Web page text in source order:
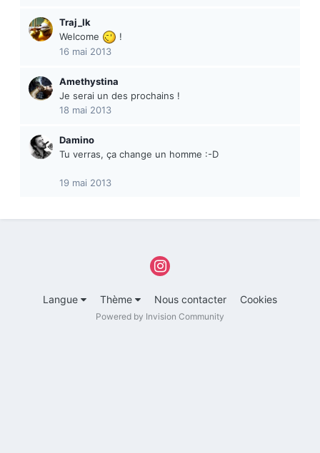
Traj_Ik
Welcome
!
16 mai 2013
Amethystina
Je serai un des prochains !
18 mai 2013
Damino
Tu verras, ça change un homme :-D
19 mai 2013
Langue Thème Nous contacter Cookies
Powered by Invision Community